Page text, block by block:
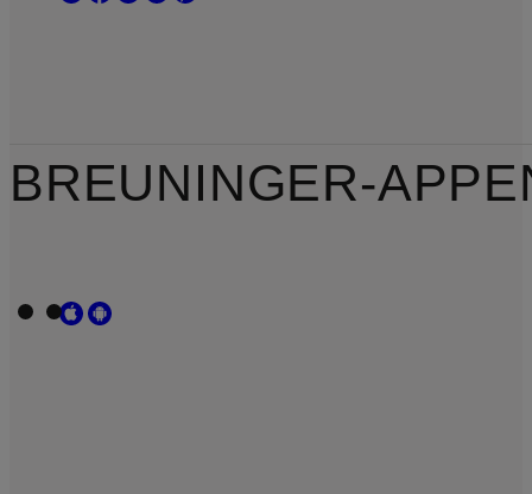
BREUNINGER-